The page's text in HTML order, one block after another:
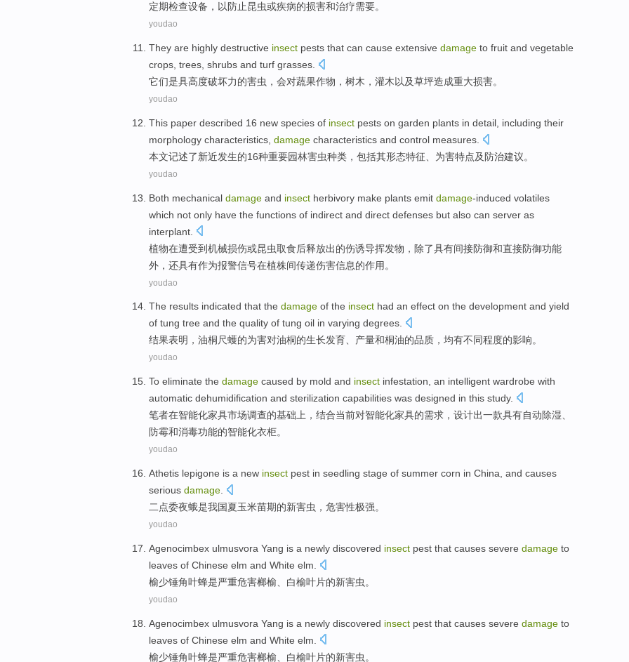
定期检查设备 ， 以防止昆虫或疾病的损害和治疗需要。
youdao
They are highly destructive insect pests that can cause extensive damage to fruit and vegetable
crops trees shrubs and turf grasses
它们是具高度破坏力的害虫 ， 会对蔬果作物 ， 树木 ， 灌木以及草坪造成重大损害。
youdao
This paper described 16 new species of insect pests on garden plants in detail, including their
morphology characteristics damage characteristics and control measures
本文记述了新近发生的16种重要园林害虫种类， 包括其形态特征 为害特点及防治建议。
youdao
Both mechanical damage and insect herbivory make plants emit damage-induced volatiles
which not only have the functions of indirect and direct defenses but also can server as
interplant.
植物在遭受到机械损伤或昆虫取食后释放出的伤诱导挥发物， 除了具有间接防御和直接防御功能
外， 还具有作为报警信号在植株间传递伤害信息的作用。
youdao
The results indicated that the damage of the insect had an effect on the development and yield
of tung tree and the quality of tung oil in varying degrees.
结果表明 ， 油桐尺蠖的为害对油桐的生长发育、 产量和桐油的品质 ， 均有不同程度的影响。
youdao
To eliminate the damage caused by mold and insect infestation, an intelligent wardrobe with
automatic dehumidification and sterilization capabilities was designed in this study.
笔者在智能化家具市场调查的基础上，结合当前对智能化家具的需求， 设计出一款具有自动除湿
防霉和消毒功能的智能化衣柜。
youdao
Athetis lepigone is a new insect pest in seedling stage of summer corn in China , and causes
serious damage
二点委夜蛾是我国夏玉米苗期的新害虫 ，危害性极强。
youdao
Agenocimbex ulmusvora Yang is a newly discovered insect pest that causes severe damage to
leaves of Chinese elm and White elm.
榆少锤角叶蜂是严重危害榔榆 白榆叶片的新害虫 。
youdao
Agenocimbex ulmusvora Yang is a newly discovered insect pest that causes severe damage to
leaves of Chinese elm and White elm.
榆少锤角叶蜂是严重危害榔榆 白榆叶片的新害虫 。